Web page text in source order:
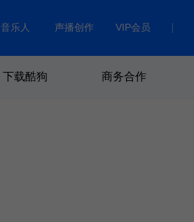
音乐人 声播创作 VIP会员
下载酷狗 商务合作